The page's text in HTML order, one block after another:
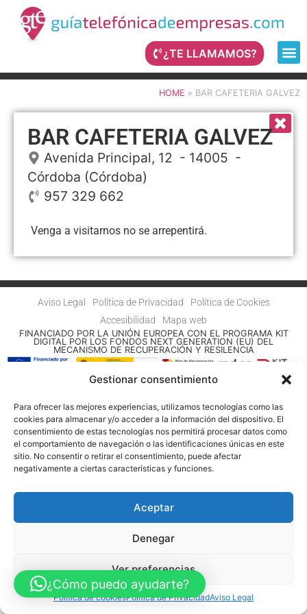
Gestionar consentimiento
Para ofrecer las mejores experiencias, utilizamos tecnologías como las
cookies para almacenar y/o acceder a la información del dispositivo. El
consentimiento de estas tecnologías nos permitirá procesar datos como
el comportamiento de navegación o las identificaciones únicas en este
sitio. No consentir o retirar el consentimiento, puede afectar
negativamente a ciertas características y funciones.
Aceptar
Denegar
Ver preferencias
Política de cookiesPolítica de PrivacidadAviso Legal
¿TE LLAMAMOS?
HOME » BAR CAFETERIA GALVEZ
BAR CAFETERIA GALVEZ
Avenida Principal, 12 - 14005 -
Córdoba (Córdoba)
957 329 662
Venga a visitarnos no se arrepentirá.
Aviso Legal Política de Privacidad
Política de Cookies
Accesibilidad
Mapa web
FINANCIADO POR LA UNIÓN EUROPEA CON EL PROGRAMA KIT
DIGITAL POR LOS FONDOS NEXT GENERATION (EU) DEL
MECANISMO DE RECUPERACIÓN Y RESILENCIA
© Guia Telefónica de Empresas – Todos los derechos reservados.
¿Cómo puedo ayudarte?